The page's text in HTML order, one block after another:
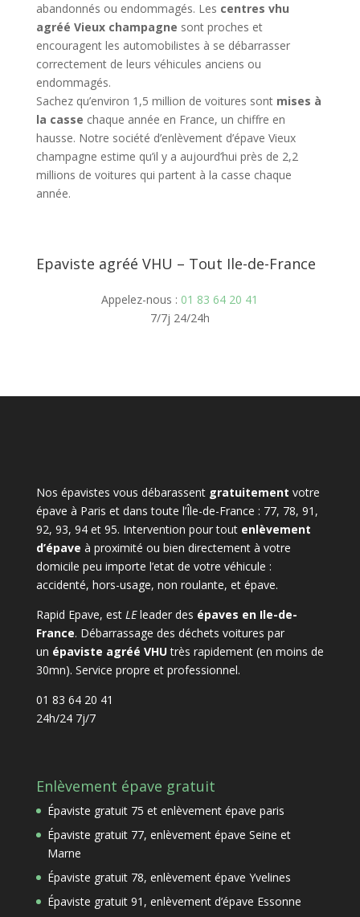
abandonnés ou endommagés. Les centres vhu
agréé Vieux champagne sont proches et
encouragent les automobilistes à se débarrasser
correctement de leurs véhicules anciens ou
endommagés.
Sachez qu’environ 1,5 million de voitures sont mises à
la casse chaque année en France, un chiffre en
hausse. Notre société d’enlèvement d’épave Vieux
champagne estime qu’il y a aujourd’hui près de 2,2
millions de voitures qui partent à la casse chaque
année.
Epaviste agréé VHU – Tout Ile-de-France
Appelez-nous : 01 83 64 20 41
7/7j 24/24h
Nos épavistes vous débarassent gratuitement votre
épave à Paris et dans toute l’Île-de-France : 77, 78, 91,
92, 93, 94 et 95. Intervention pour tout enlèvement
d’épave à proximité ou bien directement à votre
domicile peu importe l’etat de votre véhicule :
accidenté, hors-usage, non roulante, et épave.
Rapid Epave, est LEleader des épaves en Ile-de-
France. Débarrassage des déchets voitures par
un épaviste agréé VHUtrès rapidement (en moins de
30mn). Service propre et professionnel.
01 83 64 20 41
24h/24 7j/7
Enlèvement épave gratuit
Épaviste gratuit 75 et enlèvement épave paris
Épaviste gratuit 77, enlèvement épave Seine et
Marne
Épaviste gratuit 78, enlèvement épave Yvelines
Épaviste gratuit 91, enlèvement d’épave Essonne